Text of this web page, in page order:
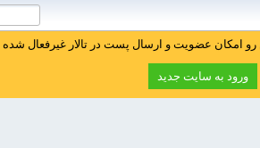
امکان عضویت و ارسال پست در تالار غیرفعال
ورود به سایت جدید